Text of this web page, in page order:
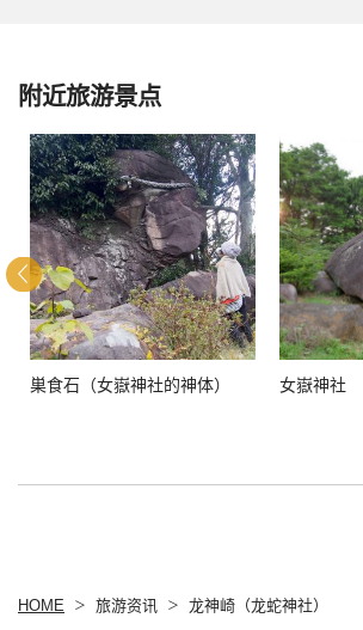
附近旅游景点
巣食石（女嶽神社的神体） 女嶽神社
HOME 旅游资讯 龙神崎（龙蛇神社）